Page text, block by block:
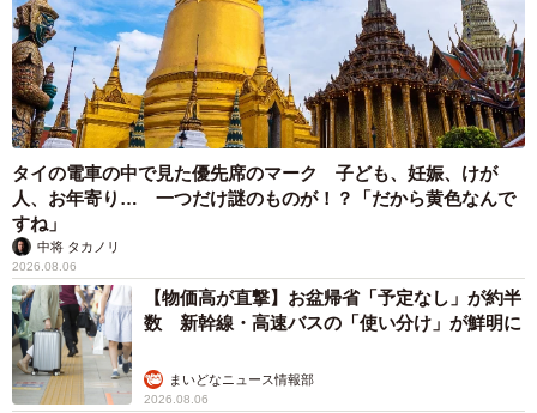
タイの電車の中で見た優先席のマーク 子ども、妊娠、けが
人、お年寄り… 一つだけ謎のものが！？「だから黄色なんで
すね」
中将 タカノリ
2026.08.06
【物価高が直撃】お盆帰省「予定なし」が約半
数 新幹線・高速バスの「使い分け」が鮮明に
まいどなニュース情報部
2026.08.06